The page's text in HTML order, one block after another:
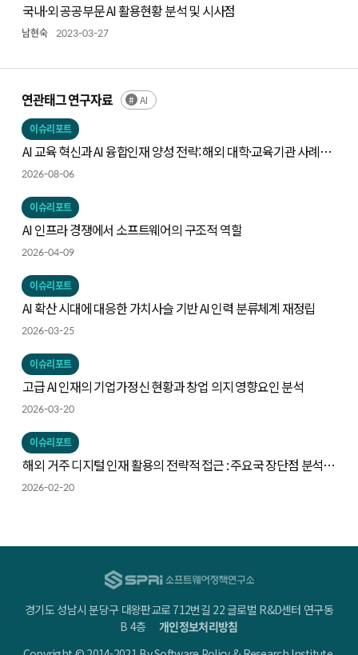
국내·외 공공부문 AI 활용현황 분석 및 시사점
남현숙 2023-03-27
연관태그 연구자료 AI
이슈리포트
AI 교육 혁신과 AI 융합인재 양성 전략: 해외 대학·교육기관 사례와
시사점
2026-08-06
이슈리포트
AI 인프라 경쟁에서 소프트웨어의 구조적 역할
2026-04-09
이슈리포트
AI 확산 시대에 대응한 가치사슬 기반 AI 인력 분류체계 재정립
2026-03-25
이슈리포트
고급 AI 인재의 기업가정신 현황과 창업 의지 영향요인 분석
2026-03-20
이슈리포트
해외 거주 디지털 인재 활용의 전략적 접근 : 주요국 장단점 분석을
중심으로
2026-02-20
경기도 성남시 분당구 대왕판교로 712번길 22 글로벌 R&D센터 연구동
B 4층개인정보처리방침